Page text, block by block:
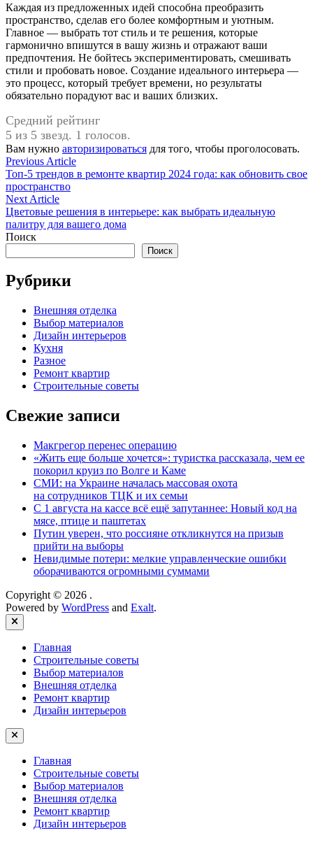
Каждая из предложенных идей способна преобразить
пространство, сделав его более комфортным и уютным.
Главное — выбрать тот стиль и те решения, которые
гармонично впишутся в вашу жизнь и отражают ваши
предпочтения. Не бойтесь экспериментировать, смешивать
стили и пробовать новое. Создание идеального интерьера —
это процесс, который требует времени, но результаты
обязательно порадуют вас и ваших близких.
Средний рейтинг
5 из 5 звезд. 1 голосов.
Вам нужно авторизироваться для того, чтобы проголосовать.
Навигация
по
записям
Previous ArticlePrevious
article:
Топ-5 трендов в ремонте квартир 2024 года: как обновить свое
пространство
Next ArticleNext
article:
Цветовые решения в интерьере: как выбрать идеальную
палитру для вашего дома
Поиск
Поиск
Рубрики
Внешняя отделка
Выбор материалов
Дизайн интерьеров
Кухня
Разное
Ремонт квартир
Строительные советы
Свежие записи
Макгрегор перенес операцию
«Жить еще больше хочется»: туристка рассказала, чем ее
покорил круиз по Волге и Каме
СМИ: на Украине началась массовая охота
на сотрудников ТЦК и их семьи
С 1 августа на кассе всё ещё запутаннее: Новый код на
мясе, птице и паштетах
Путин уверен, что россияне откликнутся на призыв
прийти на выборы
Невидимые потери: мелкие управленческие ошибки
оборачиваются огромными суммами
Copyright © 2026 .
Powered by WordPress and Exalt.
Close
Главная
Строительные советы
Выбор материалов
Внешняя отделка
Ремонт квартир
Дизайн интерьеров
Главная
Строительные советы
Выбор материалов
Внешняя отделка
Ремонт квартир
Дизайн интерьеров